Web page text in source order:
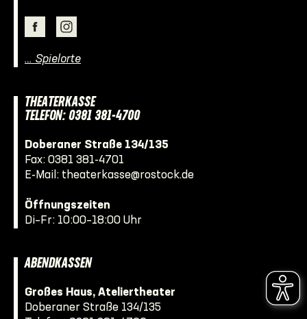
… Spielorte
THEATERKASSE
TELEFON: 0381 381-4700
Doberaner Straße 134/135
Fax: 0381 381-4701
E-Mail: theaterkasse@rostock.de
Öffnungszeiten
Di–Fr: 10:00–18:00 Uhr
ABENDKASSEN
Großes Haus, Ateliertheater
Doberaner Straße 134/135